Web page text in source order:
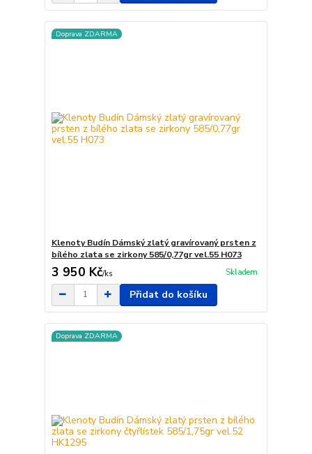
Doprava ZDARMA
Klenoty Budín Dámský zlatý gravírovaný prsten z
bílého zlata se zirkony 585/0,77gr vel.55 H073
3 950 Kč/ks Skladem
Přidat do košíku
Doprava ZDARMA